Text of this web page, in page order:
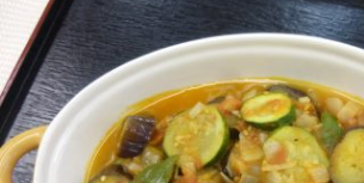
で、
千
葉
県
調
理
師
会
主